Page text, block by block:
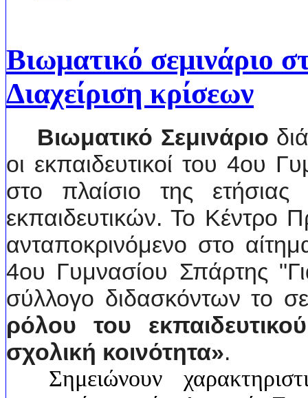
Βιωματικό σεμινάριο
Διαχείριση κρίσεων
Βιωματικό Σεμινάριο
οι εκπαιδευτικοί του 4ου
στο πλαίσιο της
εκπαιδευτικών. Το Κέντρο
ανταποκρινόμενο στο
4ου Γυμνασίου Σπάρτης
σύλλογο διδασκόντων το
ρόλου του
σχολική κοινότητα».
Σημειώνουν